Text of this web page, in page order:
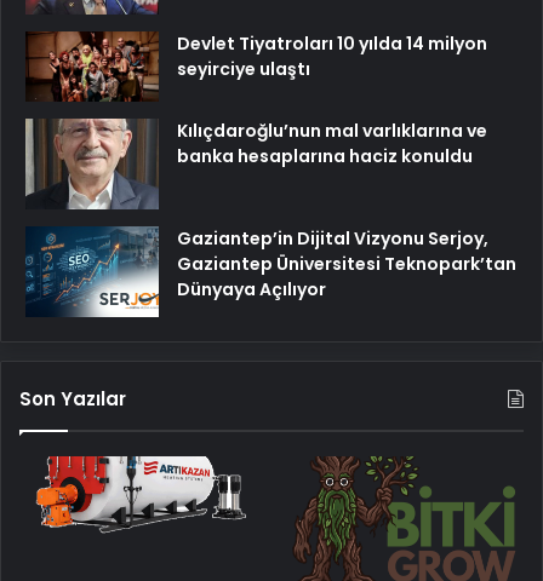
Devlet Tiyatroları 10 yılda 14 milyon
seyirciye ulaştı
Kılıçdaroğlu’nun mal varlıklarına ve
banka hesaplarına haciz konuldu
Gaziantep’in Dijital Vizyonu Serjoy,
Gaziantep Üniversitesi Teknopark’tan
Dünyaya Açılıyor
Son Yazılar